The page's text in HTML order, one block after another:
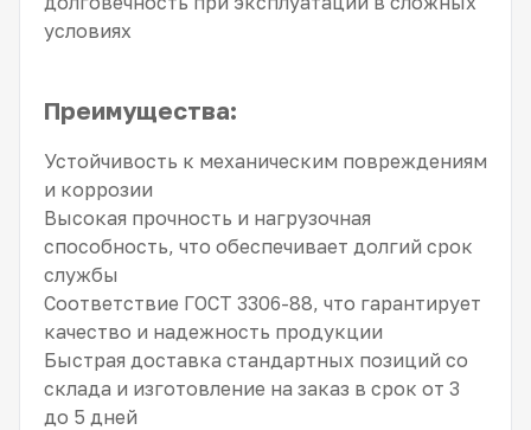
условиях
Преимущества:
Устойчивость к механическим повреждениям
и коррозии
Высокая прочность и нагрузочная
способность, что обеспечивает долгий срок
службы
Соответствие ГОСТ 3306-88, что гарантирует
качество и надежность продукции
Быстрая доставка стандартных позиций со
склада и изготовление на заказ в срок от 3
до 5 дней